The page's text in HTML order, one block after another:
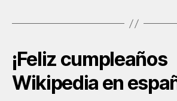
¡Feliz cumpleaños
Wikipedia en